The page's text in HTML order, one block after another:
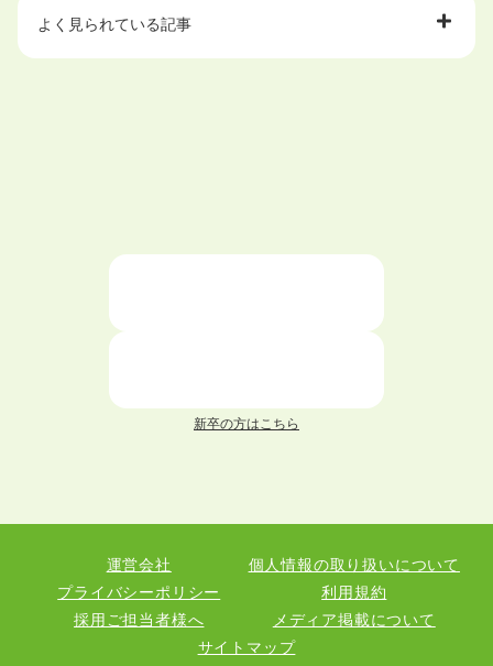
よく見られている記事
仕事が続かない人の特徴と対処法を解説！
面接 記事一覧
職務経歴書 記事一覧
退職 記事一覧
新卒の方はこちら
運営会社
個人情報の取り扱いについて
プライバシーポリシー
利用規約
採用ご担当者様へ
メディア掲載について
サイトマップ